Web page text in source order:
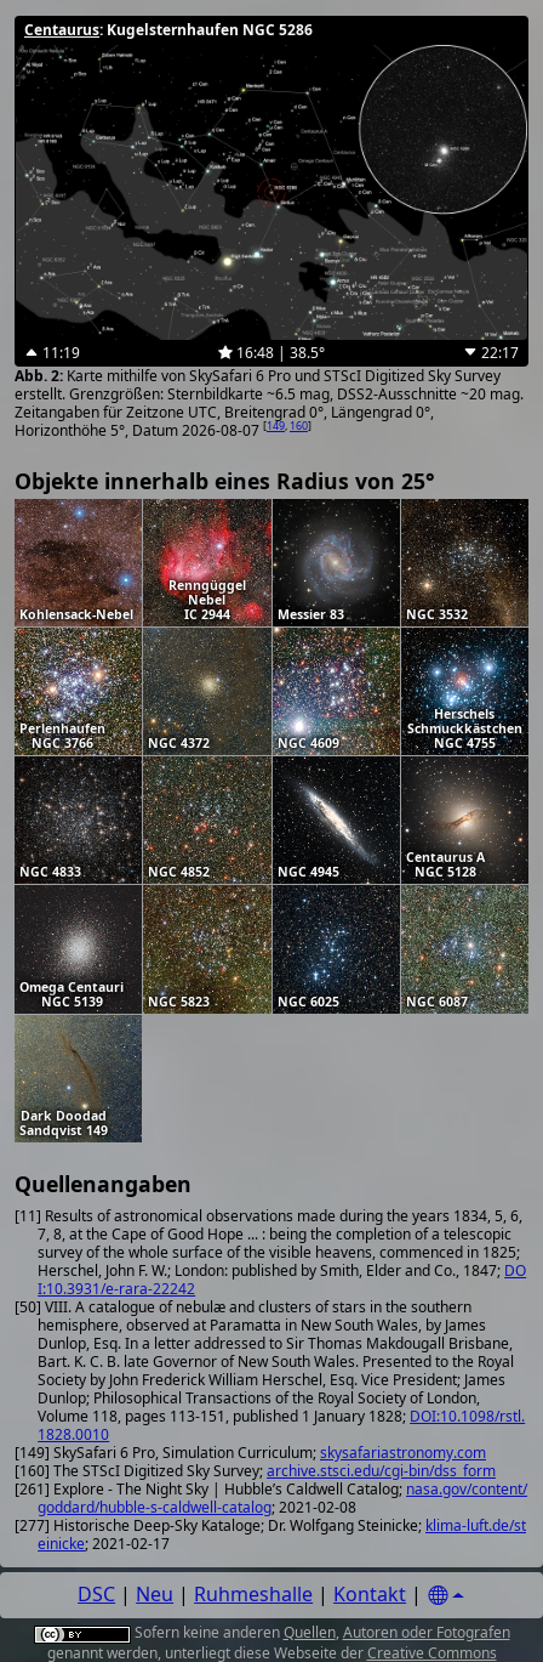
Centaurus: Kugelsternhaufen NGC 5286
11:19 16:48 | 38.5°
22:17
Karte mithilfe von SkySafari 6 Pro und STScI Digitized Sky Survey
erstellt. Grenzgrößen: Sternbildkarte ~6.5 mag, DSS2-Ausschnitte ~20 mag.
Zeitangaben für Zeitzone UTC, Breitengrad 0°, Längengrad 0°,
Horizonthöhe 5°, Datum 2026-08-07 [149, 160]
Objekte innerhalb eines Radius von 25°
Kohlensack-Nebel
Renngüggel
Nebel
IC 2944
Messier 83 NGC 3532
Perlenhaufen
NGC 3766
NGC 4372 NGC 4609
Herschels
Schmuckkästchen
NGC 4755
NGC 4833 NGC 4852 NGC 4945
Centaurus A
NGC 5128
Omega Centauri
NGC 5139
NGC 5823 NGC 6025 NGC 6087
Dark Doodad
Sandqvist 149
Quellenangaben
[11] Results of astronomical observations made during the years 1834, 5, 6,
7, 8, at the Cape of Good Hope ... : being the completion of a telescopic
survey of the whole surface of the visible heavens, commenced in 1825;
Herschel, John F. W.; London: published by Smith, Elder and Co., 1847; DO
I:10.3931/e-rara-22242
[50] VIII. A catalogue of nebulæ and clusters of stars in the southern
hemisphere, observed at Paramatta in New South Wales, by James
Dunlop, Esq. In a letter addressed to Sir Thomas Makdougall Brisbane,
Bart. K. C. B. late Governor of New South Wales. Presented to the Royal
Society by John Frederick William Herschel, Esq. Vice President; James
Dunlop; Philosophical Transactions of the Royal Society of London,
Volume 118, pages 113-151, published 1 January 1828; DOI:10.1098/rstl.
1828.0010
[149] SkySafari 6 Pro, Simulation Curriculum;skysafariastronomy.com
[160] The STScI Digitized Sky Survey;archive.stsci.edu/cgi-bin/dss_form
[261] Explore - The Night Sky | Hubble’s Caldwell Catalog; nasa.gov/content/
goddard/hubble-s-caldwell-catalog; 2021-02-08
[277] Historische Deep-Sky Kataloge; Dr. Wolfgang Steinicke; klima-luft.de/st
einicke; 2021-02-17
DSC | Neu | Ruhmeshalle | Kontakt |
Sofern keine anderenQuellen, Autoren oder Fotografen
genannt werden, unterliegt diese Webseite derCreative Commons